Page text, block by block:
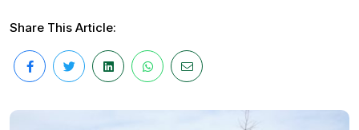
Share This Article: